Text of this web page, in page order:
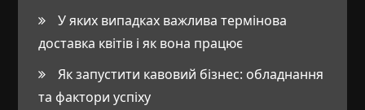
У яких випадках важлива термінова
доставка квітів і як вона працює
Як запустити кавовий бізнес: обладнання
та фактори успіху